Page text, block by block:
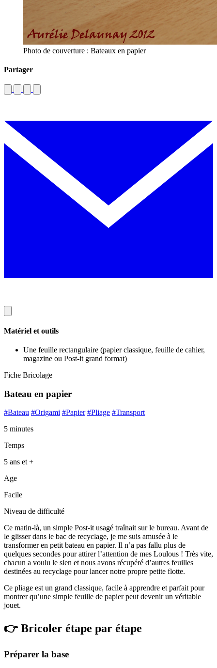
Photo de couverture : Bateaux en papier
Partager
Matériel et outils
Une feuille rectangulaire (papier classique, feuille de cahier,
magazine ou Post-it grand format)
Fiche Bricolage
Bateau en papier
#Bateau #Origami #Papier #Pliage #Transport
5 minutes
Temps
5 ans et +
Age
Facile
Niveau de difficulté
Ce matin-là, un simple Post-it usagé traînait sur le bureau. Avant de
le glisser dans le bac de recyclage, je me suis amusée à le
transformer en petit bateau en papier. Il n’a pas fallu plus de
quelques secondes pour attirer l’attention de mes Loulous ! Très vite,
chacun a voulu le sien et nous avons récupéré d’autres feuilles
destinées au recyclage pour lancer notre propre petite flotte.
Ce pliage est un grand classique, facile à apprendre et parfait pour
montrer qu’une simple feuille de papier peut devenir un véritable
jouet.
👉 Bricoler étape par étape
Préparer la base